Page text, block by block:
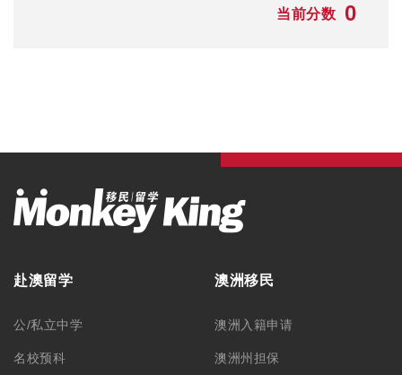
当前分数 0
赴澳留学
公/私立中学
名校预科
澳洲移民
澳洲入籍申请
澳洲州担保